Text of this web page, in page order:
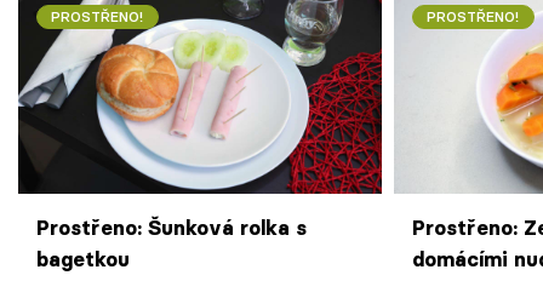
PROSTŘENO!
Prostřeno: Šunková rolka s
bagetkou
PROSTŘENO!
Prostřeno:
domácími